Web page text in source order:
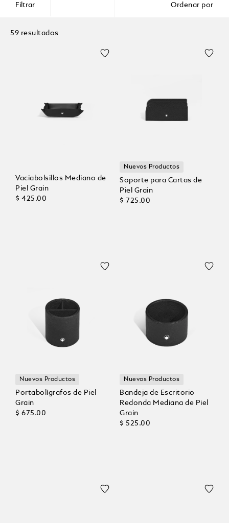
Filtrar Ordenar por
59 resultados
Vaciabolsillos Mediano de
Piel Grain
$ 425.00
Nuevos Productos
Soporte para Cartas de
Piel Grain
$ 725.00
Nuevos Productos
Portabolígrafos de Piel
Grain
$ 675.00
Nuevos Productos
Bandeja de Escritorio
Redonda Mediana de Piel
Grain
$ 525.00